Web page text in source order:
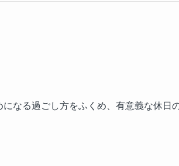
なる過ごし方をふくめ、有意義な休日